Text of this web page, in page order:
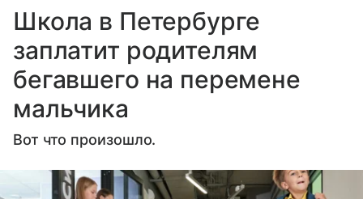
Школа в Петербурге
заплатит родителям
бегавшего на перемене
мальчика
Вот что произошло.